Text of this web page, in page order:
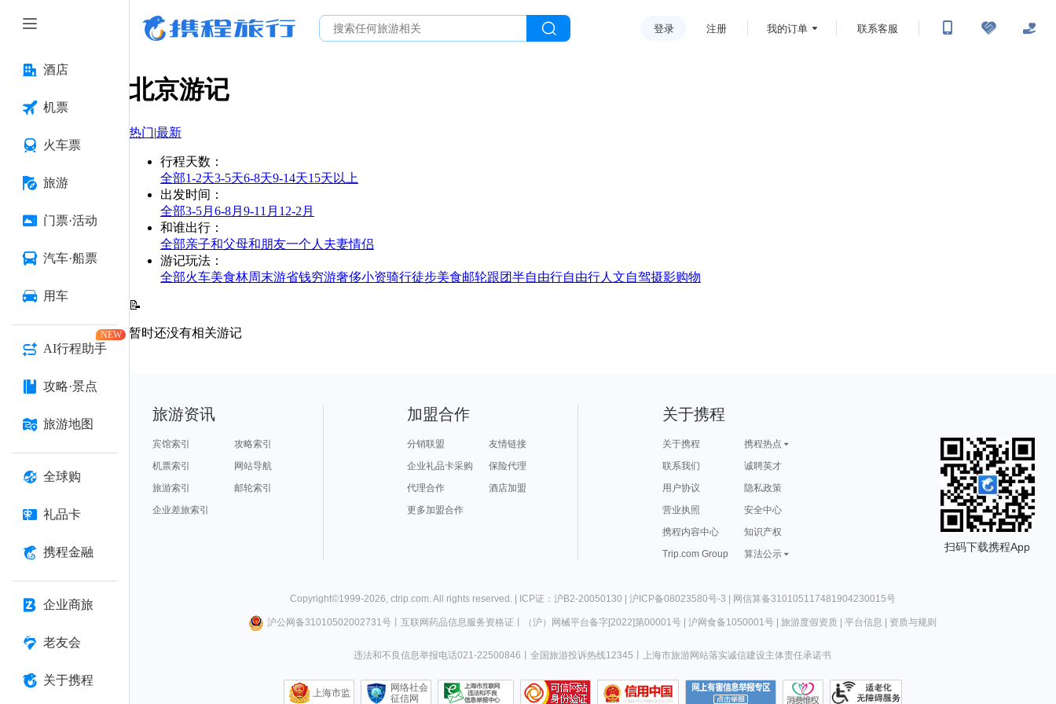
酒店
机票
火车票
旅游
门票·活动
汽车·船票
用车
AI行程助手
NEW
攻略·景点
旅游地图
全球购
礼品卡
携程金融
企业商旅
老友会
关于携程
登录 注册 我的订单 联系客服
北京游记
热门|最新
行程天数 ：
全部1-2天3-5天6-8天9-14天15天以上
出发时间 ：
全部3-5月 6-8月 9-11月 12-2月
和谁出行 ：
全部亲子和父母和朋友一个人 夫妻情侣
游记玩法 ：
全部火车美食林周末游省钱穷游奢侈小资骑行徒步美食邮轮跟团半自由行自由行人文自驾摄影购物
📝
暂时还没有相关游记
旅游资讯
宾馆索引
攻略索引
机票索引
网站导航
旅游索引
邮轮索引
企业差旅索引
加盟合作
分销联盟
友情链接
企业礼品卡采购
保险代理
代理合作
酒店加盟
更多加盟合作
关于携程
关于携程
携程热点
联系我们
诚聘英才
用户协议
隐私政策
营业执照
安全中心
携程内容中心
知识产权
Trip.com Group
算法公示
扫码下载携程App
Copyright©1999-2026, ctrip.com. All rights reserved. | ICP证：沪B2-20050130 | 沪ICP备08023580号-3 | 网信算备310105117481904230015号
沪公网备31010502002731号丨 互联网药品信息服务资格证 （沪）网械平台备字[2022]第00001号| 沪网食备1050001号| 旅游度假资质| 平台信息 资质与规则
违法和不良信息举报电话021-22500846 全国旅游投诉热线12345 上海市旅游网站落实诚信建设主体责任承诺书
上海市监
网络社会
征信网